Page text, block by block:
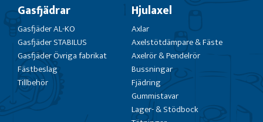
Gasfjädrar
Gasfjäder AL-KO
Gasfjäder STABILUS
Gasfjäder Övriga fabrikat
Fästbeslag
Tillbehör
Hjulaxel
Axlar
Axelstötdämpare & Fäste
Axelrör & Pendelrör
Bussningar
Fjädring
Gummistavar
Lager- & Stödbock